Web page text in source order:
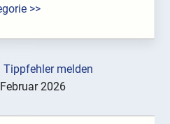
>>
Tippfehler melden
2026